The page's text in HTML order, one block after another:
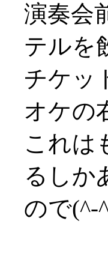
演奏会
テルを
チケッ
オケの
これは
るしか
ので(^-